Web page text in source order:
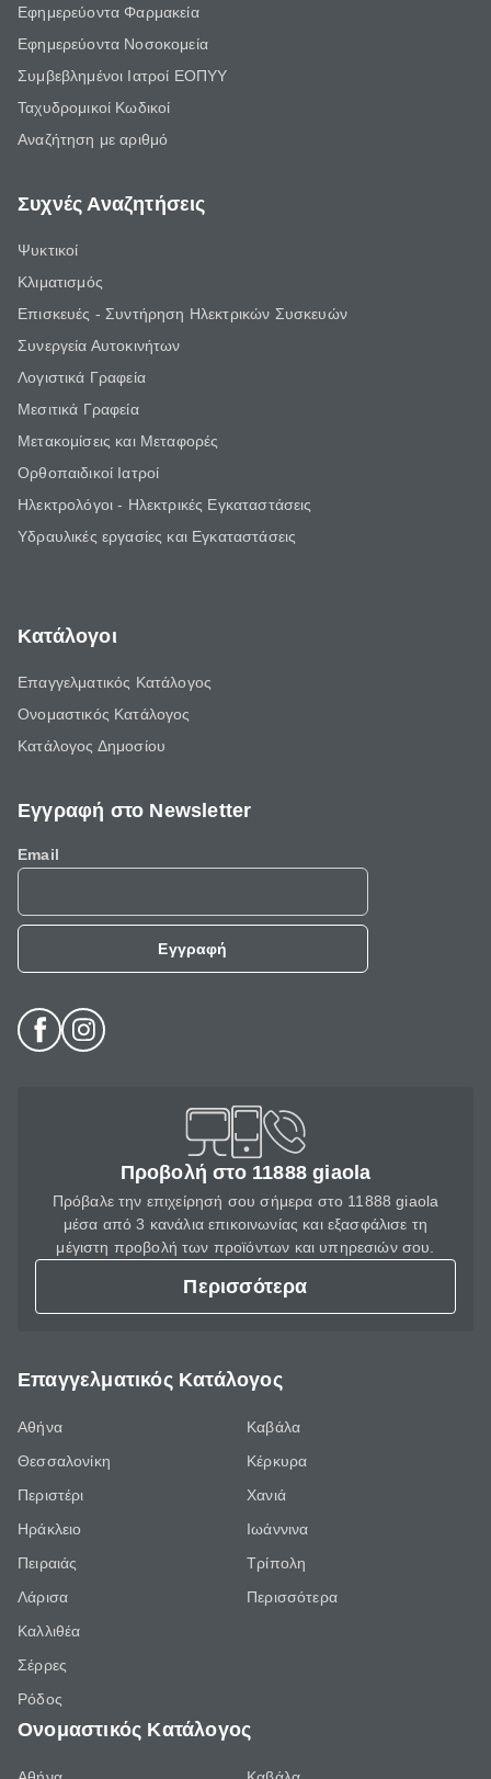
Εφημερεύοντα Φαρμακεία
Εφημερεύοντα Νοσοκομεία
Συμβεβλημένοι Ιατροί ΕΟΠΥΥ
Ταχυδρομικοί Κωδικοί
Αναζήτηση με αριθμό
Συχνές Αναζητήσεις
Ψυκτικοί
Κλιματισμός
Επισκευές - Συντήρηση Ηλεκτρικών Συσκευών
Συνεργεία Αυτοκινήτων
Λογιστικά Γραφεία
Μεσιτικά Γραφεία
Μετακομίσεις και Μεταφορές
Ορθοπαιδικοί Ιατροί
Ηλεκτρολόγοι - Ηλεκτρικές Εγκαταστάσεις
Υδραυλικές εργασίες και Εγκαταστάσεις
Κατάλογοι
Επαγγελματικός Κατάλογος
Ονομαστικός Κατάλογος
Κατάλογος Δημοσίου
Εγγραφή στο Newsletter
Email
Εγγραφή
Προβολή στο 11888 giaola
Πρόβαλε την επιχείρησή σου σήμερα στο 11888 giaola
μέσα από 3 κανάλια επικοινωνίας και εξασφάλισε τη
μέγιστη προβολή των προϊόντων και υπηρεσιών σου.
Περισσότερα
Επαγγελματικός Κατάλογος
Αθήνα
Θεσσαλονίκη
Περιστέρι
Ηράκλειο
Πειραιάς
Λάρισα
Καλλιθέα
Σέρρες
Ρόδος
Καβάλα
Κέρκυρα
Χανιά
Ιωάννινα
Τρίπολη
Περισσότερα
Ονομαστικός Κατάλογος